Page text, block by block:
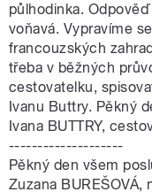
půlhodinka.
voňavá. Vypravíme
francouzských
třeba v běžných
cestovatelku,
Ivanu Buttry. Pěkný
Ivana BUTTRY,
--------------------
Pěkný den všem
Zuzana BUREŠOVÁ,